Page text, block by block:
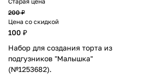
200 ₽
Цена со скидкой
100 ₽
Набор для создания торта из
подгузников "Малышка"
(№1253682).